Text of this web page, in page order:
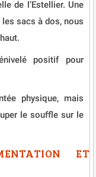
de l’Estellier. Une
sacs à dos, nous
positif pour
physique, mais
le souffle sur le
ET